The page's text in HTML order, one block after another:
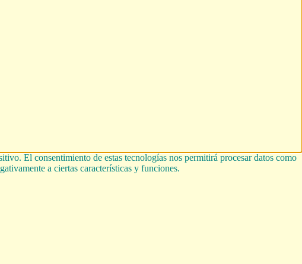
El consentimiento de estas tecnologías nos permitirá procesar datos como
a ciertas características y funciones.